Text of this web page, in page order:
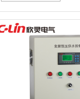
使用场所:
海拔高度超
使用, 室内
体等